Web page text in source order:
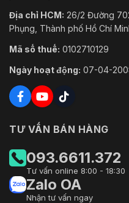
Địa chỉ HCM: 26/2 Đường
Phụng, Thành phố Hồ Chí
Mã số thuế: 0102710129
Ngày hoạt động: 07-04-
TƯ VẤN BÁN HÀNG
093.6611.372
Tư vấn online 8:00 - 18:30
Zalo OA
Nhận tư vấn ngay